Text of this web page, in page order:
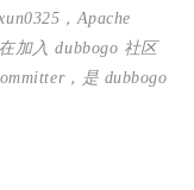
加入 dubbogo 社区
，是 dubbogo